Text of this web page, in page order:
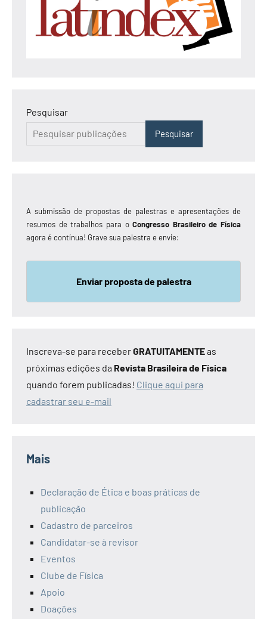
Pesquisar
Pesquisar
A submissão de propostas de palestras e apresentações de
resumos de trabalhos para oCongresso Brasileiro de Física
agora é contínua! Grave sua palestra e envie:
Enviar proposta de palestra
Inscreva-se para receberGRATUITAMENTEas
próximas edições da Revista Brasileira de Física
quando forem publicadas! Clique aqui para
cadastrar seu e-mail
Mais
Declaração de Ética e boas práticas de
publicação
Cadastro de parceiros
Candidatar-se à revisor
Eventos
Clube de Física
Apoio
Doações